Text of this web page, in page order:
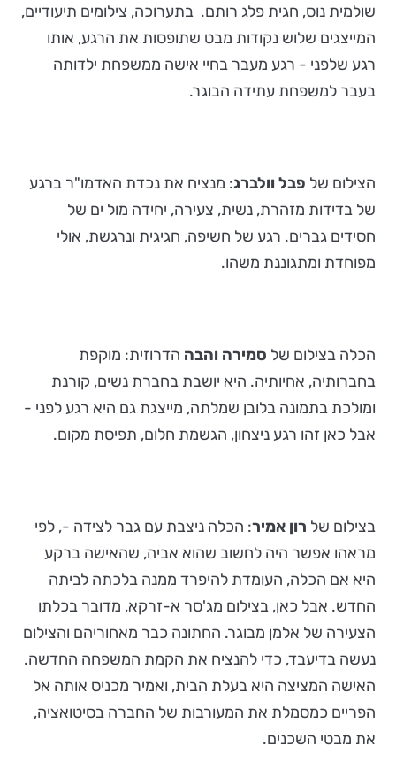
שולמית נוס, חגית פלג רותם. בתערוכה, צילומים תיעודיים,
המייצגים שלוש נקודות מבט שתופסות את הרגע, אותו
רגע שלפני - רגע מעבר בחיי אישה ממשפחת ילדותה
בעבר למשפחת עתידה הבוגר.
הצילום של פבל וולברג: מנציח את נכדת האדמו"ר ברגע
של בדידות מזהרת, נשית, צעירה, יחידה מול ים של
חסידים גברים. רגע של חשיפה, חגיגית ונרגשת, אולי
מפוחדת ומתגוננת משהו.
הכלה בצילום של סמירה והבה הדרוזית: מוקפת
בחברותיה, אחיותיה. היא יושבת בחברת נשים, קורנת
ומולכת בתמונה בלובן שמלתה, מייצגת גם היא רגע לפני -
אבל כאן זהו רגע ניצחון, הגשמת חלום, תפיסת מקום.
בצילום של רון אמיר: הכלה ניצבת עם גבר לצידה -, לפי
מראהו אפשר היה לחשוב שהוא אביה, שהאישה ברקע
היא אם הכלה, העומדת להיפרד ממנה בלכתה לביתה
החדש. אבל כאן, בצילום מג'סר א-זרקא, מדובר בכלתו
הצעירה של אלמן מבוגר. החתונה כבר מאחוריהם והצילום
נעשה בדיעבד, כדי להנציח את הקמת המשפחה החדשה.
האישה המציצה היא בעלת הבית, ואמיר מכניס אותה אל
הפריים כמסמלת את המעורבות של החברה בסיטואציה,
את מבטי השכנים.